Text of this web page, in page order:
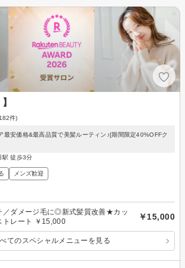
件)
最安価格&最高品質で美髪ルーティン♪[期間限定40%OFFク
駅 徒歩3分
メンズ歓迎
／ダメージ毛に◎新式髪質改善★カッ
トレート ￥15,000
￥15,000
てのスペシャルメニューを見る